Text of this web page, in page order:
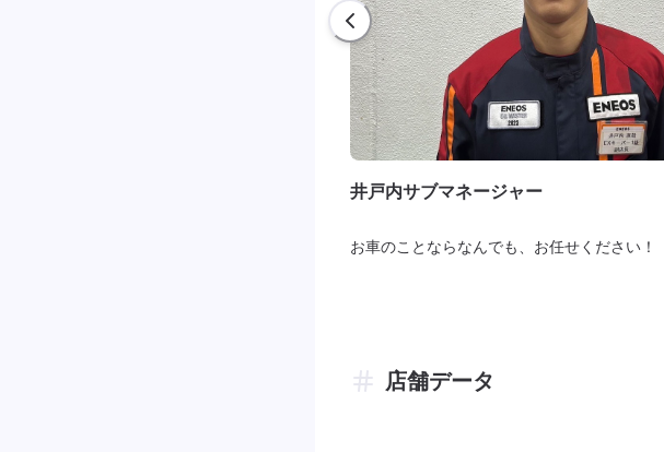
井戸内サブマネージャー
お車のことならなんでも、お任せください！
店舗データ